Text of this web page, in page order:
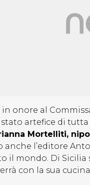
in onore al
artefice di
Mortelliti,
anche l’editore
il mondo. Di
con la sua